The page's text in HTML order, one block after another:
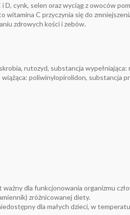
cynk, selen oraz wyciąg z owoców
C przyczynia się do
zdrowych kości i zebów.
rutozyd, substancja
poliwinylopirolidon, substancja
dla funkcjonowania organizmu
zróżnicowanej diety.
dla małych dzieci, w